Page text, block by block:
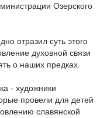
Озерского
отразил суть этого
духовной связи
о наших предках.
- художники
провели для детей
славянской